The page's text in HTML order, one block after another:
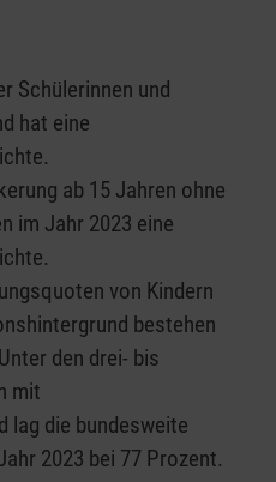
Schülerinnen und
hat eine
ab 15 Jahren ohne
im Jahr 2023 eine
von Kindern
bestehen
den drei- bis
mit
lag die bundesweite
2023 bei 77 Prozent.